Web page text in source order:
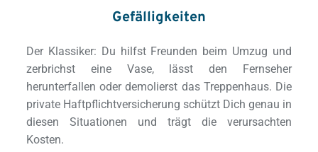
Gefälligkeiten
Der Klassiker: Du hilfst Freunden beim Umzug und
zerbrichst eine Vase, lässt den Fernseher
herunterfallen oder demolierst das Treppenhaus. Die
private Haftpflichtversicherung schützt Dich genau in
diesen Situationen und trägt die verursachten
Kosten.